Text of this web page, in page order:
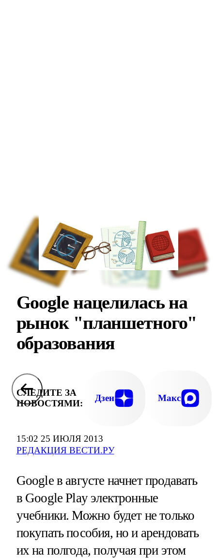
15:02 25 ИЮЛЯ 2013
РЕДАКЦИЯ ВЕСТИ.РУ
Google нацелилась на
рынок "планшетного"
образования
СЛЕДИТЕ ЗА
НОВОСТЯМИ:
Дзен Макс
Google в августе начнет продавать
в Google Play электронные
учебники. Можно будет не только
покупать пособия, но и арендовать
их на полгода, получая при этом